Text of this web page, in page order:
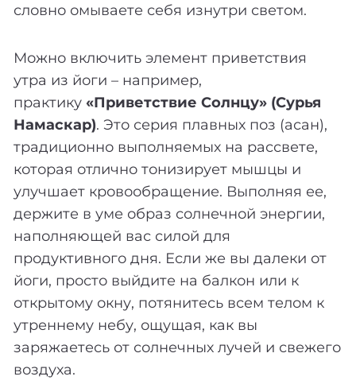
словно омываете себя изнутри светом.
Можно включить элемент приветствия
утра из йоги – например,
практику «Приветствие Солнцу» (Сурья
Намаскар). Это серия плавных поз (асан),
традиционно выполняемых на рассвете,
которая отлично тонизирует мышцы и
улучшает кровообращение. Выполняя ее,
держите в уме образ солнечной энергии,
наполняющей вас силой для
продуктивного дня. Если же вы далеки от
йоги, просто выйдите на балкон или к
открытому окну, потянитесь всем телом к
утреннему небу, ощущая, как вы
заряжаетесь от солнечных лучей и свежего
воздуха.